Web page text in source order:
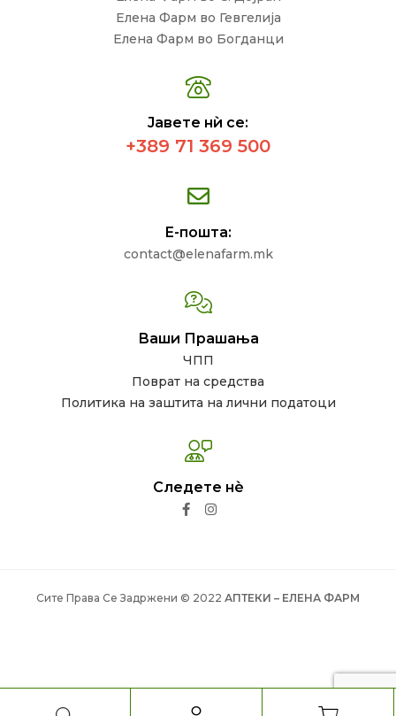
Елена Фарм во Гевгелија
Елена Фарм во Богданци
Јавете нѝ се:
+389 71 369 500
Е-пошта:
contact@elenafarm.mk
Ваши Прашања
ЧПП
Поврат на средства
Политика на заштита на лични податоци
Следете нѐ
Сите Права Се Задржени © 2022 АПТЕКИ – ЕЛЕНА ФАРМ